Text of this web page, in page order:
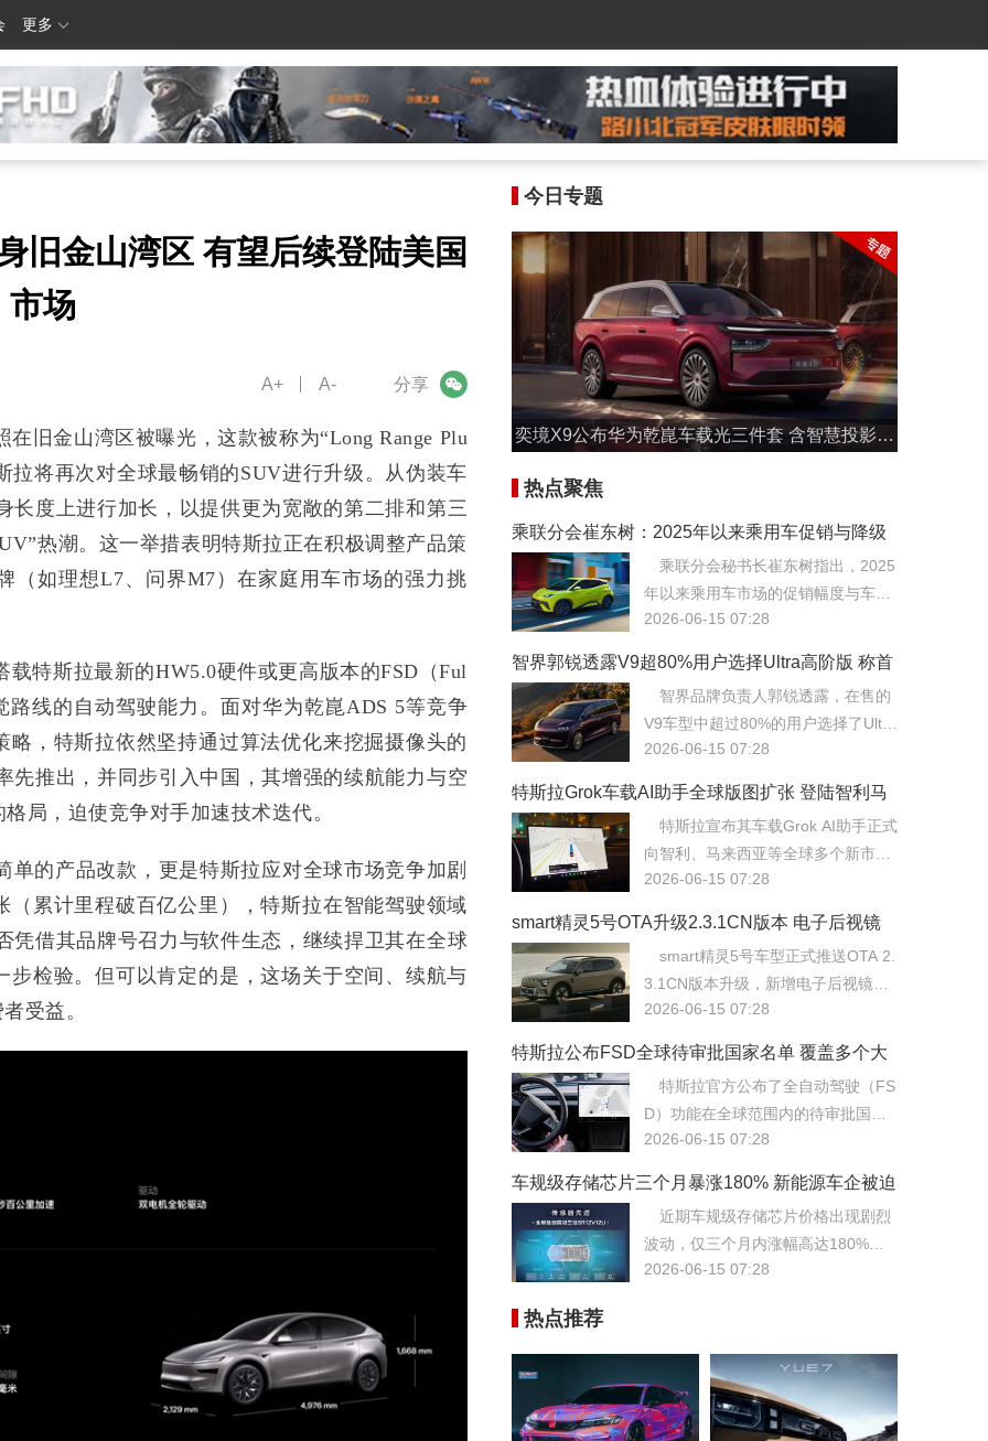
更多
旧金山湾区 有望后续登陆美国
市场
分享
微信
A+ A-
旧金山湾区被曝光，这款被称为“Long Range Plu
拉将再次对全球最畅销的SUV进行升级。从伪装车
长度上进行加长，以提供更为宽敞的第二排和第三
热潮。这一举措表明特斯拉正在积极调整产品策
（如理想L7、问界M7）在家庭用车市场的强力挑
特斯拉最新的HW5.0硬件或更高版本的FSD（Ful
线的自动驾驶能力。面对华为乾崑ADS 5等竞争
，特斯拉依然坚持通过算法优化来挖掘摄像头的
先推出，并同步引入中国，其增强的续航能力与空
局，迫使竞争对手加速技术迭代。
的产品改款，更是特斯拉应对全球市场竞争加剧
累计里程破百亿公里），特斯拉在智能驾驶领域
凭借其品牌号召力与软件生态，继续捍卫其在全球
检验。但可以肯定的是，这场关于空间、续航与
受益。
今日专题
奕境X9公布华为乾崑车载光三件套 含智慧投影大
热点聚焦
乘联分会崔东树：2025年以来乘用车促销与降级
均回归理性
乘联分会秘书长崔东树指出，2025
年以来乘用车市场的促销幅度与车型
配置降级现象均已回归理性，市场不
2026-06-15 07:28
智界郭锐透露V9超80%用户选择Ultra高阶版 称首
批交付是重要里程碑
智界品牌负责人郭锐透露，在售的
V9车型中超过80%的用户选择了Ultra
高阶版配置，显示出消费者对高阶智
2026-06-15 07:28
特斯拉Grok车载AI助手全球版图扩张 登陆智利马
来西亚等市场
特斯拉宣布其车载Grok AI助手正式
向智利、马来西亚等全球多个新市场
推送，进一步扩大了其智能座舱的生
与实时联网的信息检索能力，为用户
提供了不同于传统语音助手的互动体
验。
2026-06-15 07:28
smart精灵5号OTA升级2.3.1CN版本 电子后视镜
与华为HiCar上线
smart精灵5号车型正式推送OTA 2.
3.1CN版本升级，新增电子后视镜功
能支持与华为HiCar互联。电子后视
片，有效降低了风阻并提升了雨雪天
气的视野清晰度。
2026-06-15 07:28
特斯拉公布FSD全球待审批国家名单 覆盖多个大
洲
特斯拉官方公布了全自动驾驶（FS
D）功能在全球范围内的待审批国家
名单，覆盖了欧洲、亚洲及大洋洲的
2026-06-15 07:28
车规级存储芯片三个月暴涨180% 新能源车企被迫
涨价或收紧优惠
近期车规级存储芯片价格出现剧烈
波动，仅三个月内涨幅高达180%，
给下游新能源车企带来了巨大的成本
DRAM与NAND闪存的产能向服务器
领域倾斜。
2026-06-15 07:28
热点推荐